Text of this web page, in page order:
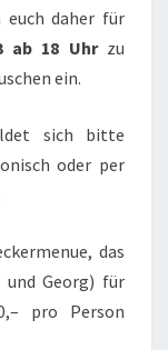
euch daher für
ab 18 Uhrzu
ein.
sich bitte
oder per
das
und Georg) für
pro Person